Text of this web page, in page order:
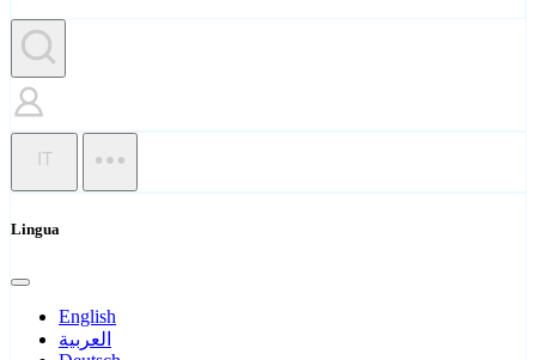
IT
Lingua
English
العربية